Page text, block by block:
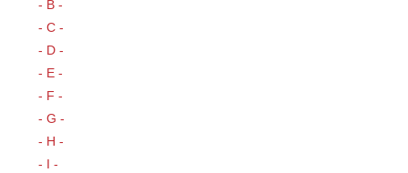
- B -
- C -
- D -
- E -
- F -
- G -
- H -
- I -